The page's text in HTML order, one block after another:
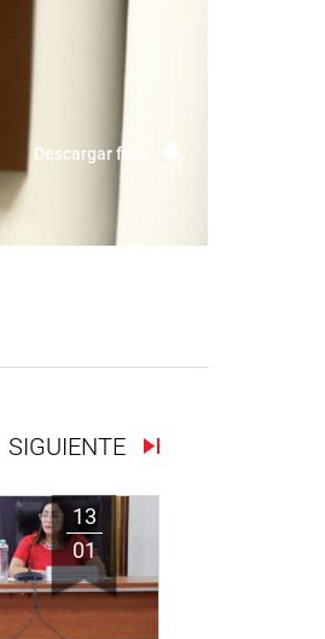
Descargar foto
SIGUIENTE
13
01